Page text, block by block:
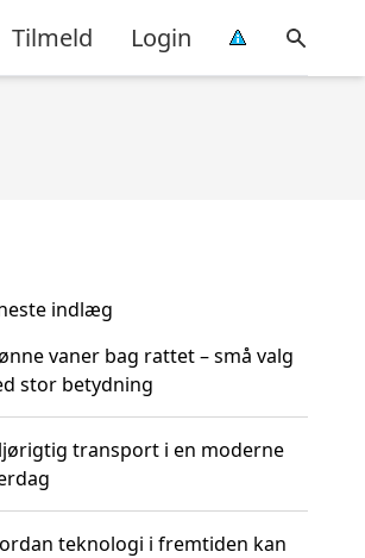
Tilmeld Login
indlæg
vaner bag rattet – små valg
stor betydning
transport i en moderne
teknologi i fremtiden kan